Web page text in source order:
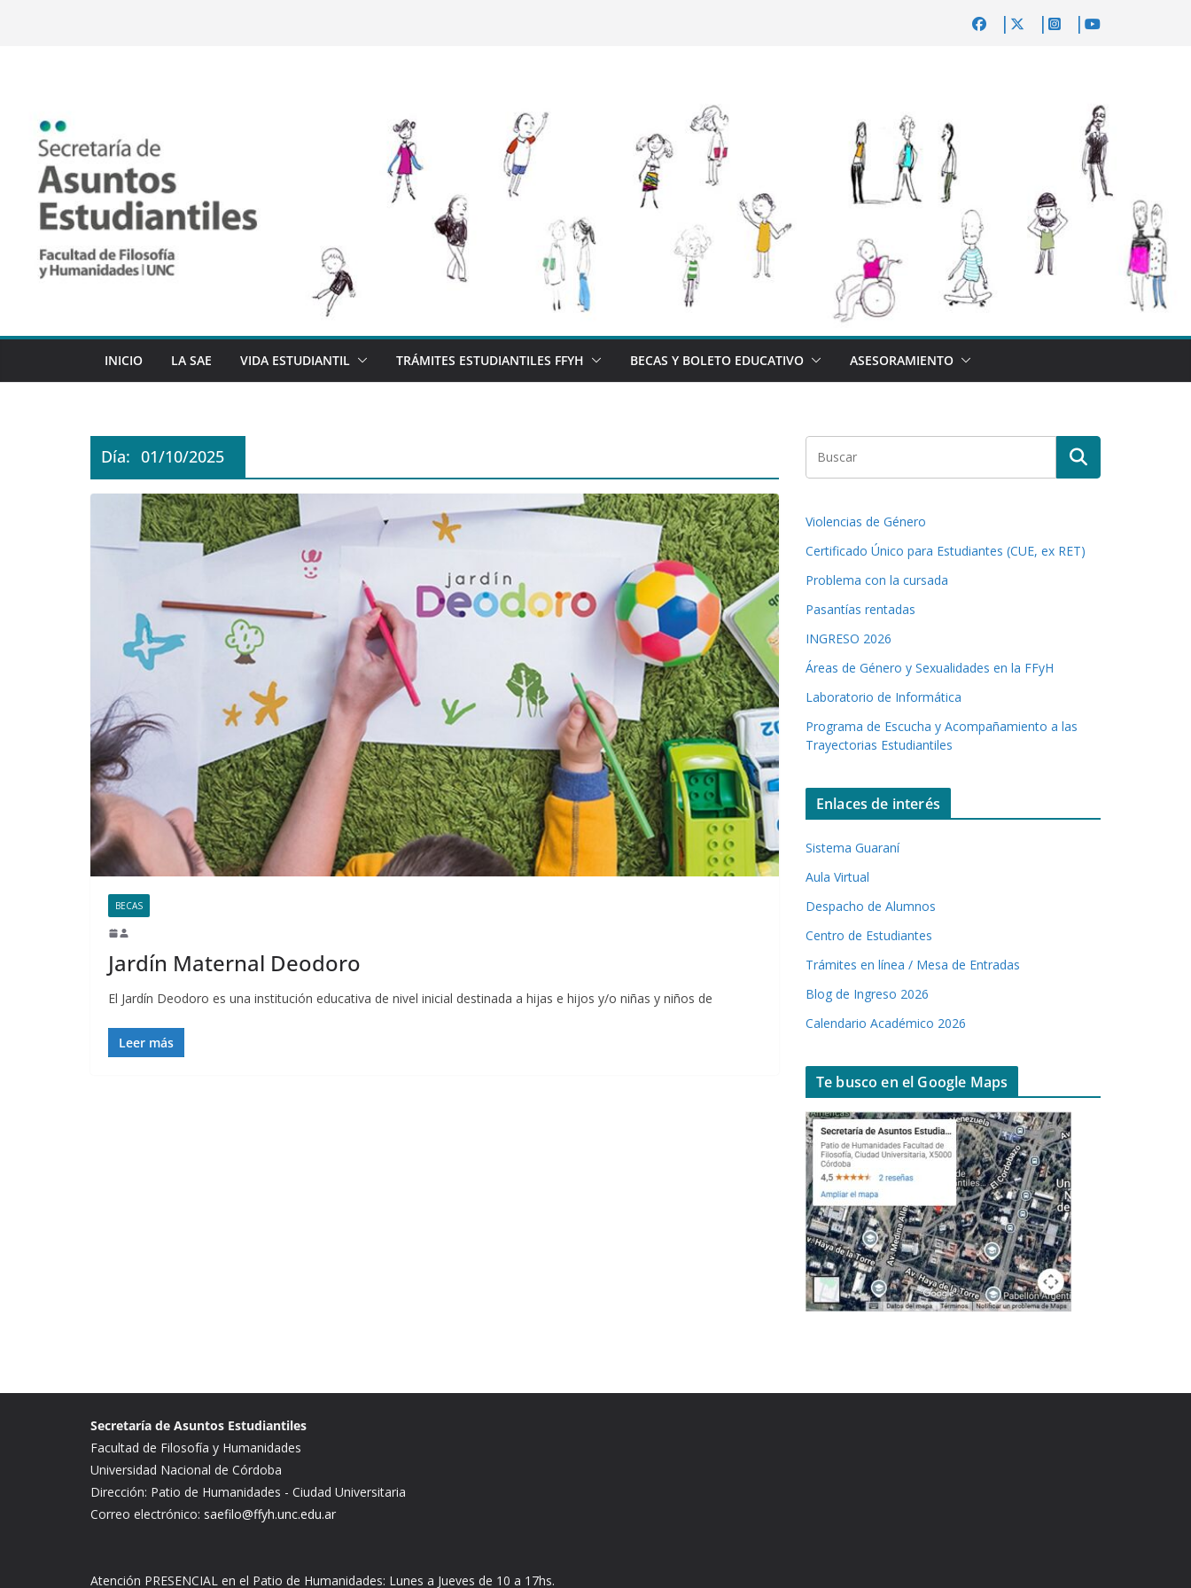
INICIO LA SAE VIDA ESTUDIANTIL TRÁMITES ESTUDIANTILES FFYH BECAS Y BOLETO EDUCATIVO ASESORAMIENTO
Día: 01/10/2025
BECAS
Jardín Maternal Deodoro
El Jardín Deodoro es una institución educativa de nivel inicial destinada a hijas e hijos y/o niñas y niños de
Leer más
Violencias de Género
Certificado Único para Estudiantes (CUE, ex RET)
Problema con la cursada
Pasantías rentadas
INGRESO 2026
Áreas de Género y Sexualidades en la FFyH
Laboratorio de Informática
Programa de Escucha y Acompañamiento a las
Trayectorias Estudiantiles
Enlaces de interés
Sistema Guaraní
Aula Virtual
Despacho de Alumnos
Centro de Estudiantes
Trámites en línea / Mesa de Entradas
Blog de Ingreso 2026
Calendario Académico 2026
Te busco en el Google Maps
Secretaría de Asuntos Estudiantiles
Facultad de Filosofía y Humanidades
Universidad Nacional de Córdoba
Dirección: Patio de Humanidades - Ciudad Universitaria
Correo electrónico: saefilo@ffyh.unc.edu.ar
Atención PRESENCIAL en el Patio de Humanidades: Lunes a Jueves de 10 a 17hs.